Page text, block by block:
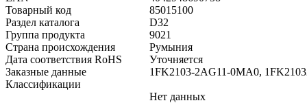
Товарный код
85015100
Раздел каталога
D32
Группа продукта
9021
Страна происхождения
Румыния
Дата соответствия RoHS
Уточняется
Заказные данные
1FK2103-2AG11-0MA0,
Классификации
Нет данных